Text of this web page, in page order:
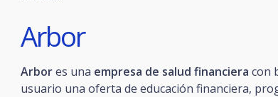
Arbor
Arbores una empresa de salud financiera con
usuario una oferta de educación financiera,